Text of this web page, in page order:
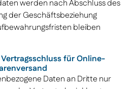
werden nach Abschluss des
der Geschäftsbeziehung
bleiben
für Online-
Daten an Dritte nur